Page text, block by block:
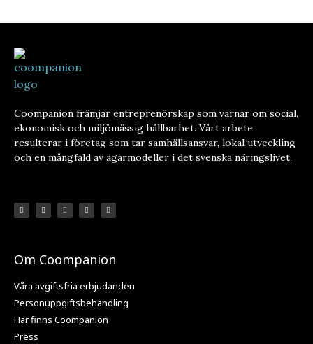
Coompanion främjar entreprenörskap som värnar om social,
ekonomisk och miljömässig hållbarhet. Vårt arbete
resulterar i företag som tar samhällsansvar, lokal utveckling
och en mångfald av ägarmodeller i det svenska näringslivet.
Om Coompanion
Våra avgiftsfria erbjudanden
Personuppgiftsbehandling
Här finns Coompanion
Press